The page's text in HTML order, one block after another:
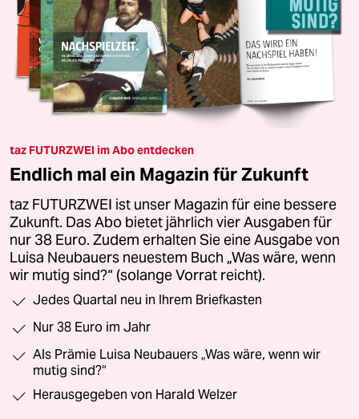
taz FUTURZWEI im Abo entdecken
Endlich mal ein Magazin für Zukunft
taz FUTURZWEI ist unser Magazin für eine bessere
Zukunft. Das Abo bietet jährlich vier Ausgaben für
nur 38 Euro. Zudem erhalten Sie eine Ausgabe von
Luisa Neubauers neuestem Buch „Was wäre, wenn
wir mutig sind?“ (solange Vorrat reicht).
Jedes Quartal neu in Ihrem Briefkasten
Nur 38 Euro im Jahr
Als Prämie Luisa Neubauers „Was wäre, wenn wir
mutig sind?“
Herausgegeben von Harald Welzer